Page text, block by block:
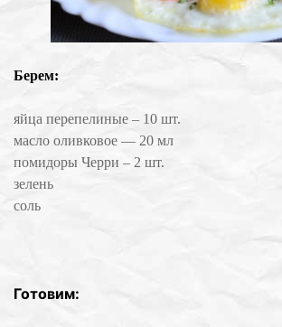
Берем:
яйца перепелиные – 10 шт.
масло оливковое — 20 мл
помидоры Черри – 2 шт.
зелень
соль
Готовим: